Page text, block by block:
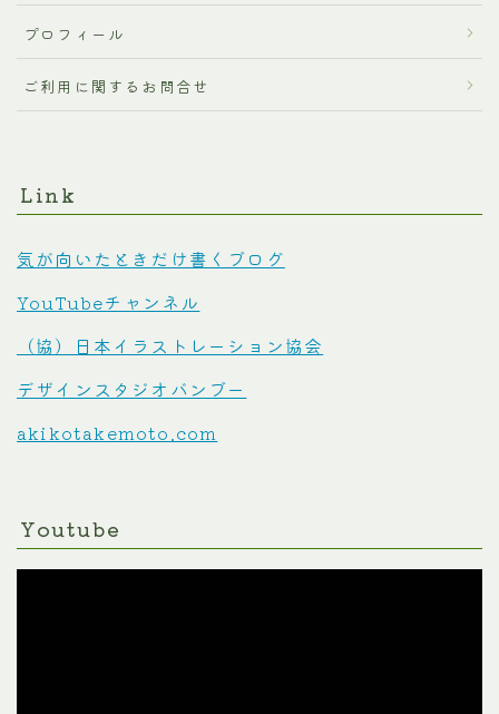
プロフィール
ご利用に関するお問合せ
Link
気が向いたときだけ書くブログ
YouTubeチャンネル
（協）日本イラストレーション協会
デザインスタジオバンブー
akikotakemoto.com
Youtube